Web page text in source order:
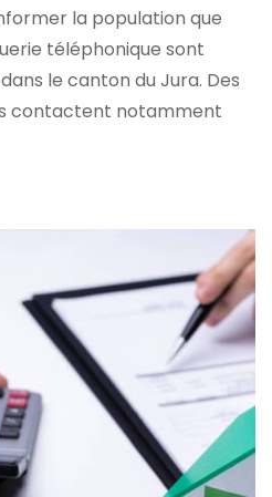
la population que
téléphonique sont
le canton du Jura. Des
contactent notamment